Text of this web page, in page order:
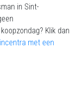
in Sint-
Klik dan
met een